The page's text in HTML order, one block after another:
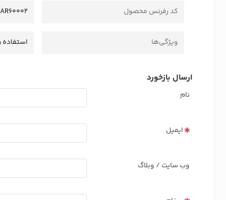
کد رفرنس محصول AR60002
ویژگی‌ها استفاده
ارسال بازخورد
نام
ایمیل
وب سایت / وبلاگ